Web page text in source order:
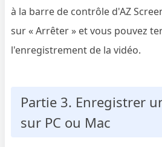
à la barre de contrôle d'AZ
sur « Arrêter » et vous pouvez
l'enregistrement de la vidéo.
Partie 3. Enregistrer
sur PC ou Mac